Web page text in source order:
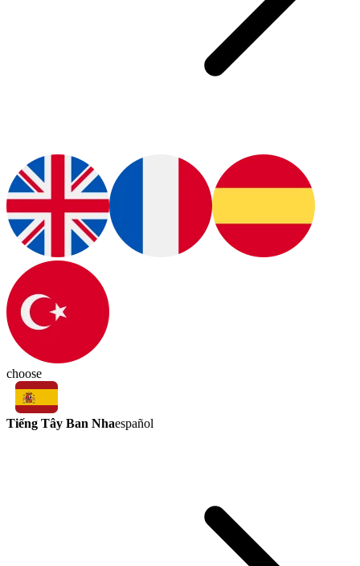
choose
Tiếng Tây Ban Nhaespañol